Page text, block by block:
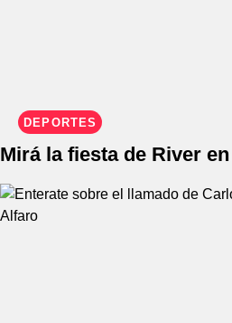
DEPORTES
Mirá la fiesta de River